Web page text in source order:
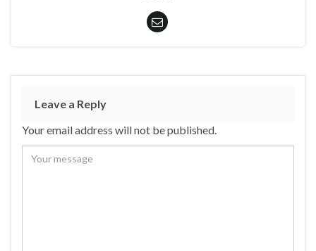
Leave a Reply
Your email address will not be published.